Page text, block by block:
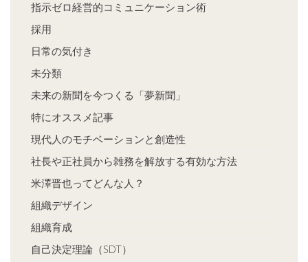
指示ゼロ経営的コミュニケーション術
採用
日常の気付き
未分類
未来の新聞を今つくる「夢新聞」
特にオススメ記事
現代人のモチベーションと創造性
社長や正社員から雑務を解放する有効な方法
米澤晋也ってどんな人？
組織デザイン
組織育成
自己決定理論（SDT）